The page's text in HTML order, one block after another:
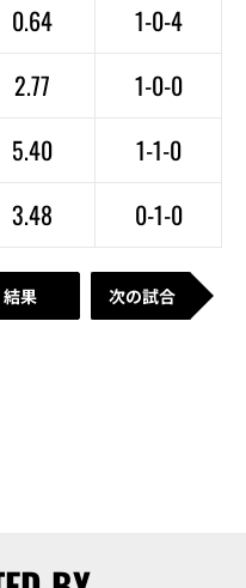
0.64 1-0-4
2.77 1-0-0
5.40 1-1-0
3.48 0-1-0
果 次の試合